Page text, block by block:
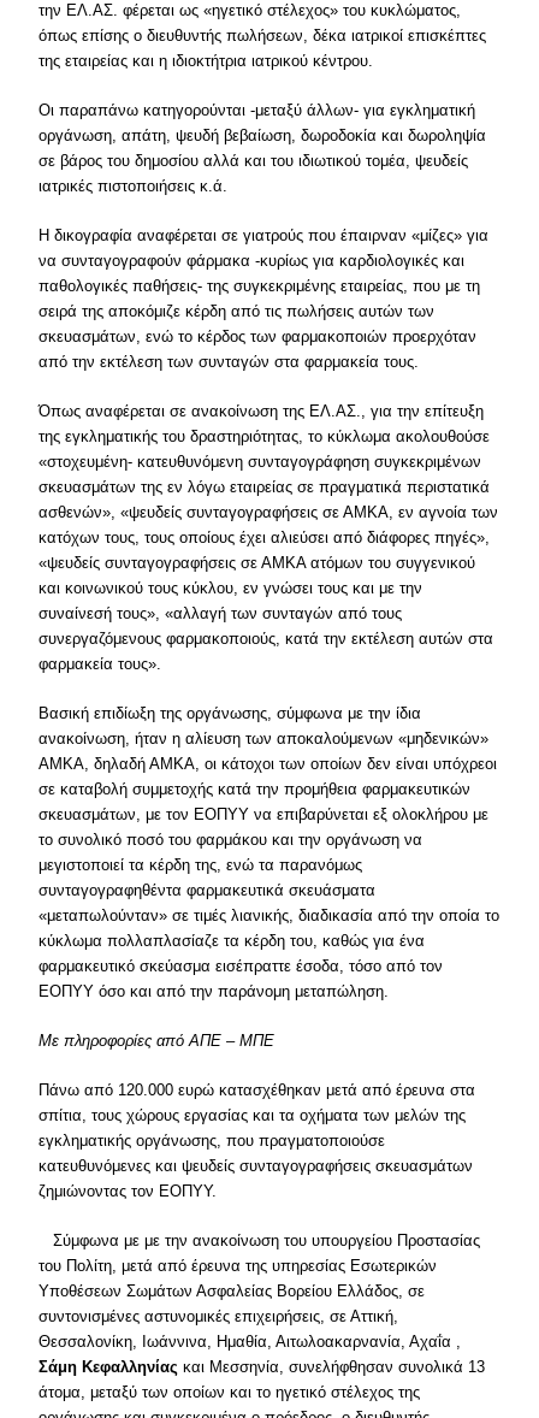
την ΕΛ.ΑΣ. φέρεται ως «ηγετικό στέλεχος» του κυκλώματος,
όπως επίσης ο διευθυντής πωλήσεων, δέκα ιατρικοί επισκέπτες
της εταιρείας και η ιδιοκτήτρια ιατρικού κέντρου.
Οι παραπάνω κατηγορούνται -μεταξύ άλλων- για εγκληματική
οργάνωση, απάτη, ψευδή βεβαίωση, δωροδοκία και δωροληψία
σε βάρος του δημοσίου αλλά και του ιδιωτικού τομέα, ψευδείς
ιατρικές πιστοποιήσεις κ.ά.
Η δικογραφία αναφέρεται σε γιατρούς που έπαιρναν «μίζες» για
να συνταγογραφούν φάρμακα -κυρίως για καρδιολογικές και
παθολογικές παθήσεις- της συγκεκριμένης εταιρείας, που με τη
σειρά της αποκόμιζε κέρδη από τις πωλήσεις αυτών των
σκευασμάτων, ενώ το κέρδος των φαρμακοποιών προερχόταν
από την εκτέλεση των συνταγών στα φαρμακεία τους.
Όπως αναφέρεται σε ανακοίνωση της ΕΛ.ΑΣ., για την επίτευξη
της εγκληματικής του δραστηριότητας, το κύκλωμα ακολουθούσε
«στοχευμένη- κατευθυνόμενη συνταγογράφηση συγκεκριμένων
σκευασμάτων της εν λόγω εταιρείας σε πραγματικά περιστατικά
ασθενών», «ψευδείς συνταγογραφήσεις σε ΑΜΚΑ, εν αγνοία των
κατόχων τους, τους οποίους έχει αλιεύσει από διάφορες πηγές»,
«ψευδείς συνταγογραφήσεις σε ΑΜΚΑ ατόμων του συγγενικού
και κοινωνικού τους κύκλου, εν γνώσει τους και με την
συναίνεσή τους», «αλλαγή των συνταγών από τους
συνεργαζόμενους φαρμακοποιούς, κατά την εκτέλεση αυτών στα
φαρμακεία τους».
Βασική επιδίωξη της οργάνωσης, σύμφωνα με την ίδια
ανακοίνωση, ήταν η αλίευση των αποκαλούμενων «μηδενικών»
ΑΜΚΑ, δηλαδή ΑΜΚΑ, οι κάτοχοι των οποίων δεν είναι υπόχρεοι
σε καταβολή συμμετοχής κατά την προμήθεια φαρμακευτικών
σκευασμάτων, με τον ΕΟΠΥΥ να επιβαρύνεται εξ ολοκλήρου με
το συνολικό ποσό του φαρμάκου και την οργάνωση να
μεγιστοποιεί τα κέρδη της, ενώ τα παρανόμως
συνταγογραφηθέντα φαρμακευτικά σκευάσματα
«μεταπωλούνταν» σε τιμές λιανικής, διαδικασία από την οποία το
κύκλωμα πολλαπλασίαζε τα κέρδη του, καθώς για ένα
φαρμακευτικό σκεύασμα εισέπραττε έσοδα, τόσο από τον
ΕΟΠΥΥ όσο και από την παράνομη μεταπώληση.
Με πληροφορίες από ΑΠΕ – ΜΠΕ
Πάνω από 120.000 ευρώ κατασχέθηκαν μετά από έρευνα στα
σπίτια, τους χώρους εργασίας και τα οχήματα των μελών της
εγκληματικής οργάνωσης, που πραγματοποιούσε
κατευθυνόμενες και ψευδείς συνταγογραφήσεις σκευασμάτων
ζημιώνοντας τον ΕΟΠΥΥ.
Σύμφωνα με με την ανακοίνωση του υπουργείου Προστασίας
του Πολίτη, μετά από έρευνα της υπηρεσίας Εσωτερικών
Υποθέσεων Σωμάτων Ασφαλείας Βορείου Ελλάδος, σε
συντονισμένες αστυνομικές επιχειρήσεις, σε Αττική,
Θεσσαλονίκη, Ιωάννινα, Ημαθία, Αιτωλοακαρνανία, Αχαΐα ,
Σάμη Κεφαλληνίαςκαι Μεσσηνία, συνελήφθησαν συνολικά 13
άτομα, μεταξύ των οποίων και το ηγετικό στέλεχος της